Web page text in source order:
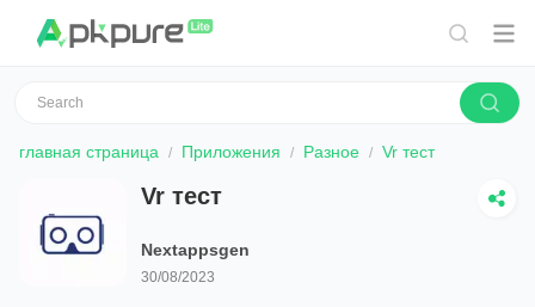
главная страница Приложения Разное Vr тест
Vr тест
Nextappsgen
30/08/2023